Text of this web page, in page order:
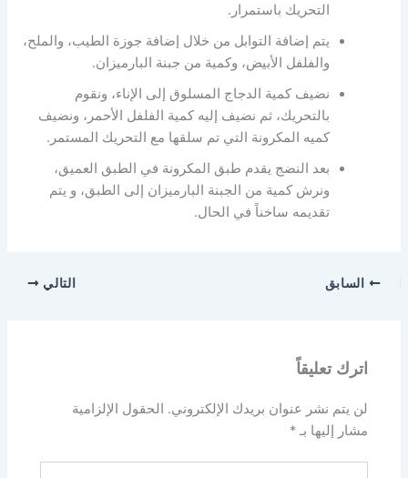
التحريك باستمرار.
يتم إضافة التوابل من خلال إضافة جوزة الطيب، والملح،
والفلفل الأبيض، وكمية من جبنة البارميزان.
نضيف كمية الدجاج المسلوق إلى الإناء، ونقوم
بالتحريك، ثم نضيف إليه كمية الفلفل الأحمر، ونضيف
كميه المكرونة التي تم سلقها مع التحريك المستمر.
بعد النضج يقدم طبق المكرونة في الطبق العميق،
ونرش كمية من الجبنة البارميزان إلى الطبق، و يتم
تقديمه ساخناً في الحال.
السابق التالي
اترك تعليقاً
لن يتم نشر عنوان بريدك الإلكتروني. الحقول الإلزامية
مشار إليها بـ*